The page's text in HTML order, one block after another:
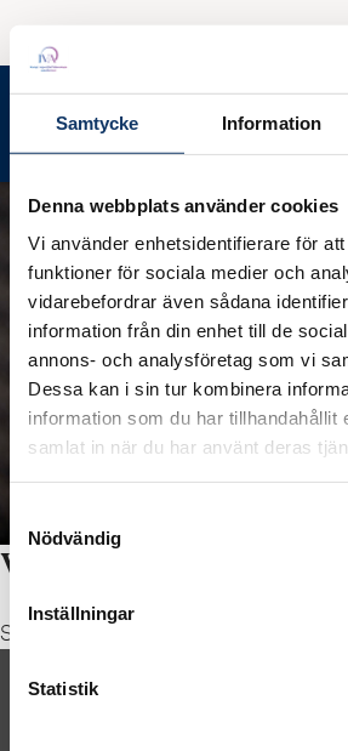
Samtycke Information
Denna webbplats använder cookies
Vi använder enhetsidentifierare för
funktioner för sociala medier och
vidarebefordrar även sådana
information från din enhet till de
annons- och analysföretag som vi
Dessa kan i sin tur kombinera
information som du har tillhandahållit
samlat in när du har använt deras
Nödvändig
Inställningar
Statistik
Wendy Chang
Senior Analyst, Merics
Om IVA